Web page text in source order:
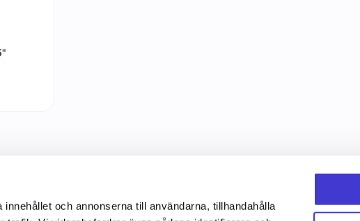
och annonserna till användarna, tillhandahålla
Information